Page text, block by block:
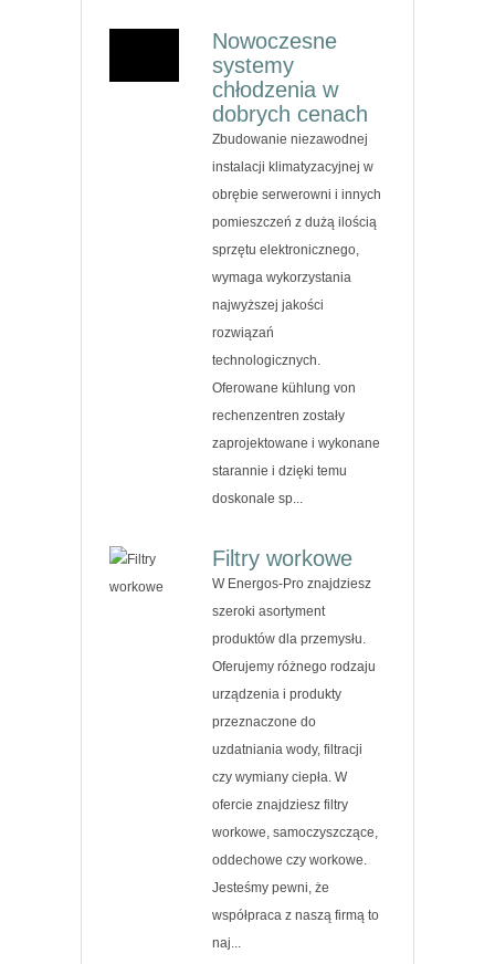
Nowoczesne
systemy
chłodzenia w
dobrych cenach
Zbudowanie niezawodnej
instalacji klimatyzacyjnej w
obrębie serwerowni i innych
pomieszczeń z dużą ilością
sprzętu elektronicznego,
wymaga wykorzystania
najwyższej jakości
rozwiązań
technologicznych.
Oferowane kühlung von
rechenzentren zostały
zaprojektowane i wykonane
starannie i dzięki temu
doskonale sp...
Filtry workowe
W Energos-Pro znajdziesz
szeroki asortyment
produktów dla przemysłu.
Oferujemy różnego rodzaju
urządzenia i produkty
przeznaczone do
uzdatniania wody, filtracji
czy wymiany ciepła. W
ofercie znajdziesz filtry
workowe, samoczyszczące,
oddechowe czy workowe.
Jesteśmy pewni, że
współpraca z naszą firmą to
naj...